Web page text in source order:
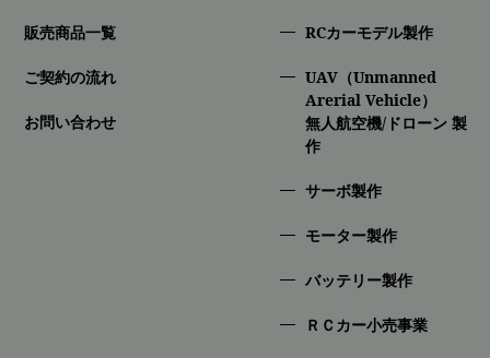
販売商品一覧
ご契約の流れ
お問い合わせ
RCカーモデル製作
UAV（Unmanned
Arerial Vehicle）
無人航空機/ドローン 製
作
サーボ製作
モーター製作
バッテリー製作
ＲＣカー小売事業